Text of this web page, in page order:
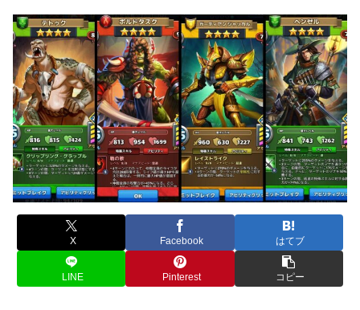
X Facebook はてブ
LINE Pinterest コピー